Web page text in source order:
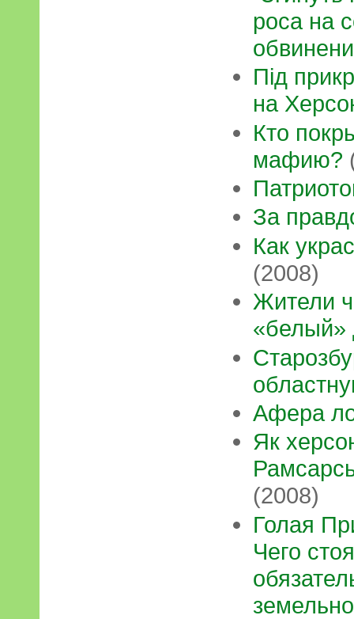
роса на
Під
на
Кто
мафию?
За
Как
(2008)
Жители
«белый»
Афера
Як
(2008)
Голая
Чего